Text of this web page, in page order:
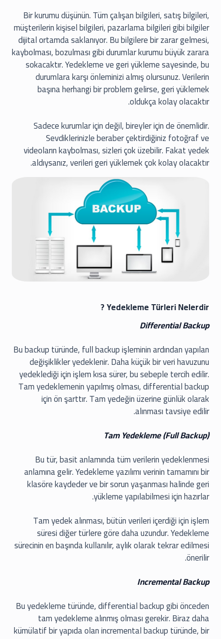
Bir kurumu düşünün. Tüm çalışan bilgileri, satış bilgileri,
müşterilerin kişisel bilgileri, pazarlama bilgileri gibi bilgiler
dijital ortamda saklanıyor. Bu bilgilere bir zarar gelmesi,
kaybolması, bozulması gibi durumlar kurumu büyük zarara
sokacaktır. Yedekleme ve geri yükleme sayesinde, bu
durumlara karşı önleminizi almış olursunuz. Verilerin
başına herhangi bir problem gelirse, geri yüklemek
oldukça kolay olacaktır.
Sadece kurumlar için değil, bireyler için de önemlidir.
Sevdiklerinizle beraber çektirdiğiniz fotoğraf ve
videoların kaybolması, sizleri çok üzebilir. Fakat yedek
aldıysanız, verileri geri yüklemek çok kolay olacaktır.
Yedekleme Türleri Nelerdir ?
Differential Backup
Bu backup türünde, full backup işleminin ardından yapılan
değişiklikler yedeklenir. Daha küçük bir veri havuzunu
yedeklediği için işlem kısa sürer, bu sebeple tercih edilir.
Tam yedeklemenin yapılmış olması, differential backup
için ön şarttır. Tam yedeğin üzerine günlük olarak
alınması tavsiye edilir.
Tam Yedekleme (Full Backup)
Bu tür, basit anlamında tüm verilerin yedeklenmesi
anlamına gelir. Yedekleme yazılımı verinin tamamını bir
klasöre kaydeder ve bir sorun yaşanması halinde geri
yükleme yapılabilmesi için hazırlar.
Tam yedek alınması, bütün verileri içerdiği için işlem
süresi diğer türlere göre daha uzundur. Yedekleme
sürecinin en başında kullanılır, aylık olarak tekrar edilmesi
önerilir.
Incremental Backup
Bu yedekleme türünde, differential backup gibi önceden
tam yedekleme alınmış olması gerekir. Biraz daha
kümülatif bir yapıda olan incremental backup türünde, bir